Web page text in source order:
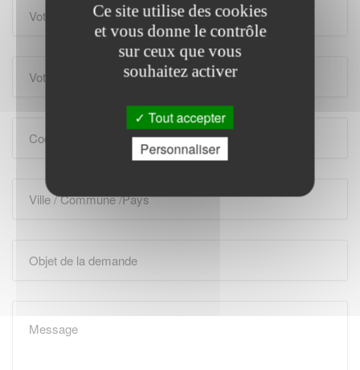
Ce site utilise des cookies
et vous donne le contrôle
sur ceux que vous
souhaitez activer
Tout accepter
Personnaliser